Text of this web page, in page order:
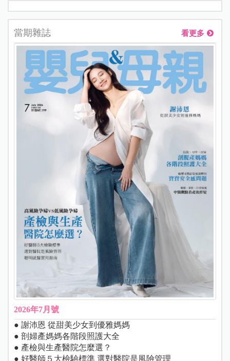
當期雜誌 看更多
2026年7月號
● 謝沛恩 從甜美少女到優雅媽媽
● 剖婦產媽媽各階段照護大全
● 產檢與生產醫院怎麼選？
● 好醫師５大檢驗標準 選對醫院是風險管理